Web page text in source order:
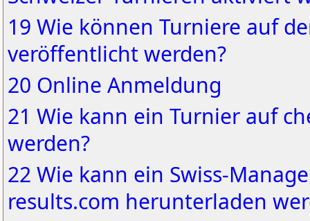
19 Wie können Turniere auf
veröffentlicht werden?
20 Online Anmeldung
21 Wie kann ein Turnier auf
werden?
22 Wie kann ein Swiss-
results.com herunterladen